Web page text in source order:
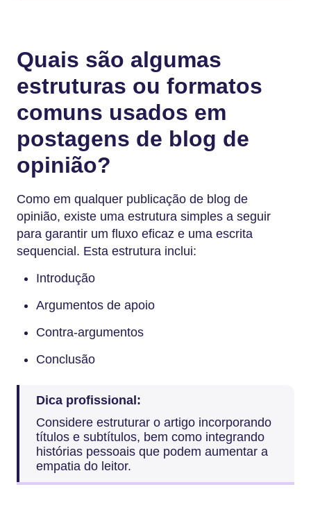
Quais são algumas
estruturas ou formatos
comuns usados em
postagens de blog de
opinião?
Como em qualquer publicação de blog de
opinião, existe uma estrutura simples a seguir
para garantir um fluxo eficaz e uma escrita
sequencial. Esta estrutura inclui:
Introdução
Argumentos de apoio
Contra-argumentos
Conclusão
Dica profissional:
Considere estruturar o artigo incorporando
títulos e subtítulos, bem como integrando
histórias pessoais que podem aumentar a
empatia do leitor.